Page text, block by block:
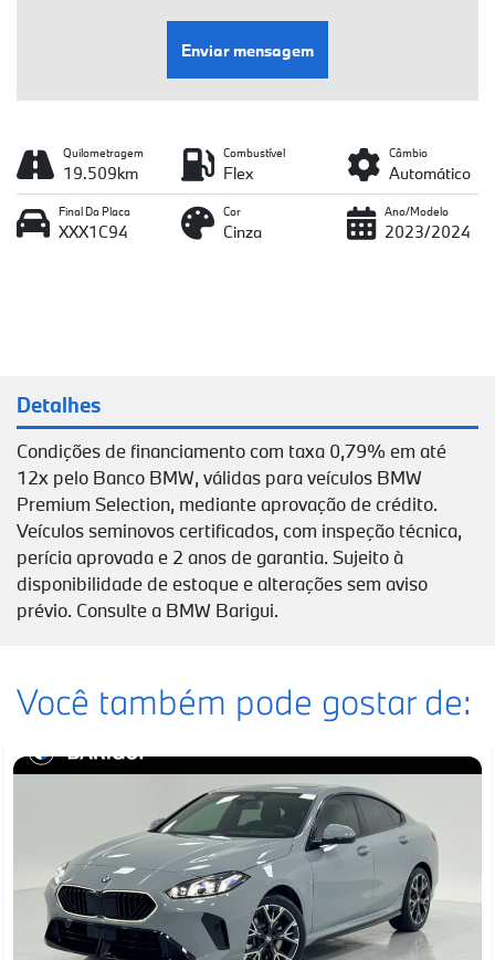
Enviar mensagem
Câmbio
Automático
Combustível
Flex
Quilometragem
19.509km
Ano/Modelo
2023/2024
Cor
Cinza
Final Da Placa
XXX1C94
Detalhes
Condições de financiamento com taxa 0,79% em até
12x pelo Banco BMW, válidas para veículos BMW
Premium Selection, mediante aprovação de crédito.
Veículos seminovos certificados, com inspeção técnica,
perícia aprovada e 2 anos de garantia. Sujeito à
disponibilidade de estoque e alterações sem aviso
prévio. Consulte a BMW Barigui.
Você também pode gostar de: